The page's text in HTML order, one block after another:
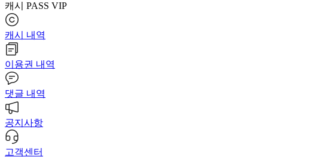
캐시 PASS VIP
캐시 내역
이용권 내역
댓글 내역
공지사항
고객센터